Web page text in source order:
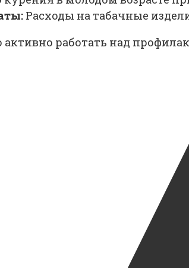
Расходы на табачные
активно работать над